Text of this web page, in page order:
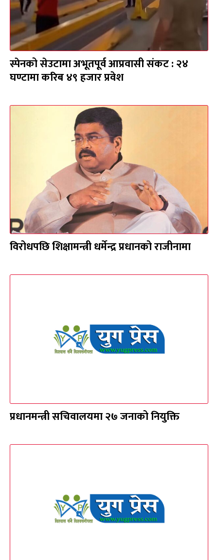
स्पेनको सेउटामा अभूतपूर्व आप्रवासी संकट : २४
घण्टामा करिब ४९ हजार प्रवेश
विरोधपछि शिक्षामन्त्री धर्मेन्द्र प्रधानको राजीनामा
प्रधानमन्त्री सचिवालयमा २७ जनाको नियुक्ति